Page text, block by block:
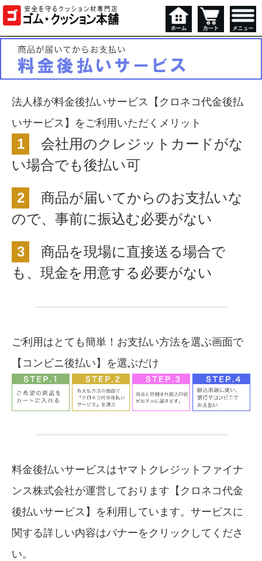
法人様が料金後払いサービス【クロネコ代金後払
いサービス】をご利用いただくメリット
1
会社用のクレジットカードがな
い場合でも後払い可
2
商品が届いてからのお支払いな
ので、事前に振込む必要がない
3
商品を現場に直接送る場合で
も、現金を用意する必要がない
ご利用はとても簡単！お支払い方法を選ぶ画面で
【コンビニ後払い】を選ぶだけ
料金後払いサービスはヤマトクレジットファイナ
ンス株式会社が運営しております【クロネコ代金
後払いサービス】を利用しています。サービスに
関する詳しい内容はバナーをクリックしてくださ
い。